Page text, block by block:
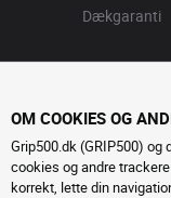
Dækgaranti
OM COOKIES OG
Grip500.dk (GRIP500) og
cookies og andre
korrekt, lette din